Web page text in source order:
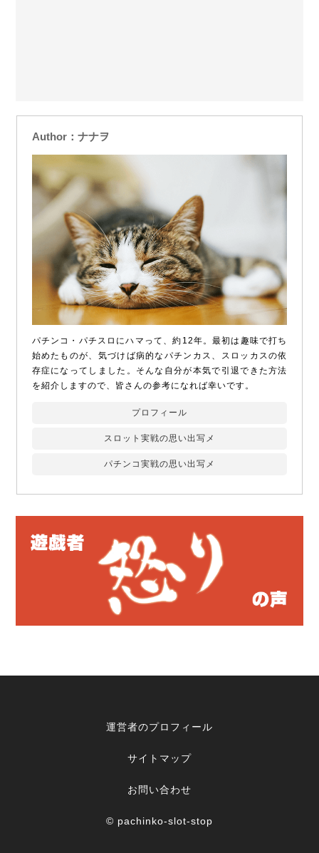
Author：ナナヲ
パチンコ・パチスロにハマって、約12年。最初は趣味で打ち
始めたものが、気づけば病的なパチンカス、スロッカスの依
存症になってしました。そんな自分が本気で引退できた方法
を紹介しますので、皆さんの参考になれば幸いです。
プロフィール
スロット実戦の思い出写メ
パチンコ実戦の思い出写メ
運営者のプロフィール
サイトマップ
お問い合わせ
© pachinko-slot-stop